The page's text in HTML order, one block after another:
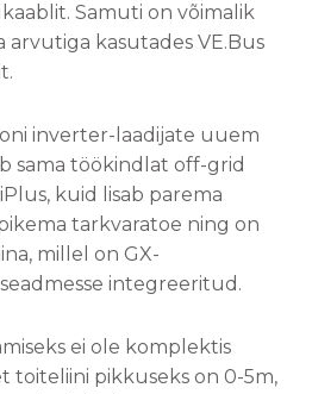
Samuti on võimalik
kasutades VE.Bus
inverter-laadijate uuem
sama töökindlat off-grid
kuid lisab parema
tarkvaratoe ning on
millel on GX-
integreeritud.
ei ole komplektis
toiteliini pikkuseks on 0-5m,